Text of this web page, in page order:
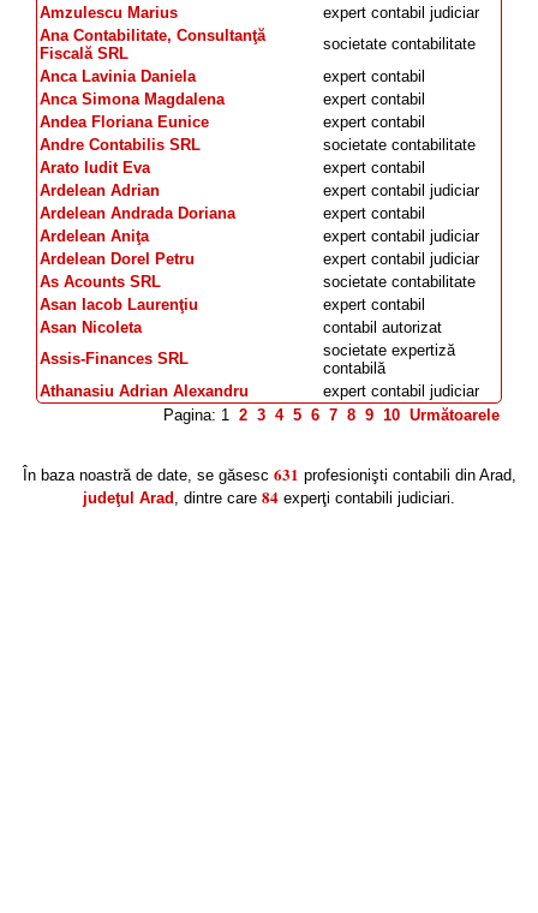
Amzulescu Marius
expert contabil judiciar
Ana Contabilitate, Consultanţă
Fiscală SRL
societate contabilitate
Anca Lavinia Daniela
expert contabil
Anca Simona Magdalena
expert contabil
Andea Floriana Eunice
expert contabil
Andre Contabilis SRL
societate contabilitate
Arato Iudit Eva
expert contabil
Ardelean Adrian
expert contabil judiciar
Ardelean Andrada Doriana
expert contabil
Ardelean Aniţa
expert contabil judiciar
Ardelean Dorel Petru
expert contabil judiciar
As Acounts SRL
societate contabilitate
Asan Iacob Laurenţiu
expert contabil
Asan Nicoleta
contabil autorizat
Assis-Finances SRL
societate expertiză
contabilă
Athanasiu Adrian Alexandru
expert contabil judiciar
Pagina: 1 2 3 4 5 6 7 8 9 10 Următoarele
În baza noastră de date, se găsesc 631 profesionişti contabili din Arad,
judeţul Arad , dintre care 84 experţi contabili judiciari.